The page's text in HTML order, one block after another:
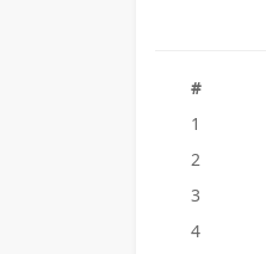
#
1
2
3
4